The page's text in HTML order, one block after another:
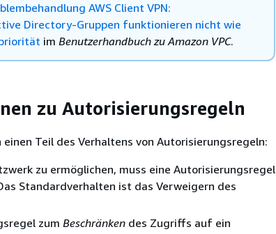
AWS Client VPN:
Directory-Gruppen funktionieren nicht wie
im Benutzerhandbuch zu Amazon VPC.
zu Autorisierungsregeln
Teil des Verhaltens von Autorisierungsregeln:
zu ermöglichen, muss eine Autorisierungsregel
Standardverhalten ist das Verweigern des
zum Beschränken des Zugriffs auf ein